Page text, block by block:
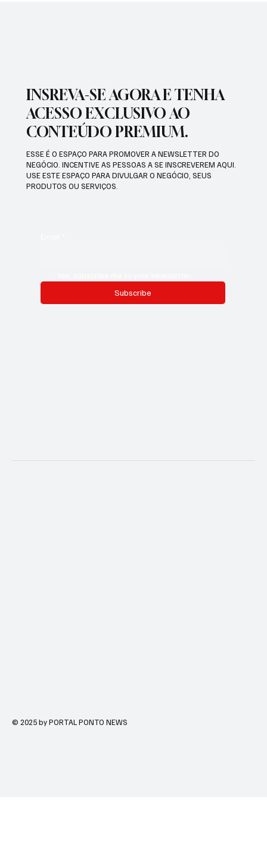
INSREVA-SE AGORA E TENHA
ACESSO EXCLUSIVO AO
CONTEÚDO PREMIUM.
ESSE É O ESPAÇO PARA PROMOVER A NEWSLETTER DO
NEGÓCIO. INCENTIVE AS PESSOAS A SE INSCREVEREM AQUI.
USE ESTE ESPAÇO PARA DIVULGAR O NEGÓCIO, SEUS
PRODUTOS OU SERVIÇOS.
Subscribe
© 2025 by PORTAL PONTO NEWS